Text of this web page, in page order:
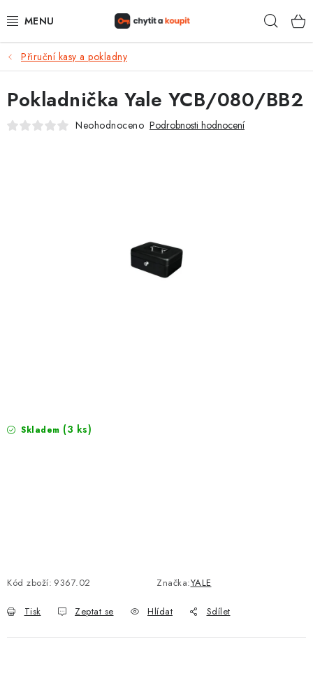
na
DŮM, BYT, ZAHRADA
ZÁMEČNICTVÍ - ZABEZPEČENÍ
KANCELÁŘ
NAŠE VÝHODY
AKTUALITY
ODSTOUPENÍ OD SMLOUVY
Přiruční kasy a pokladny
Skladem (3 ks)
Kód zboží: 9367.02 Značka:YALE
Tisk Zeptat se Hlídat Sdílet
Pokladnička Yale YCB/080/BB2
Neohodnoceno Podrobnosti hodnocení